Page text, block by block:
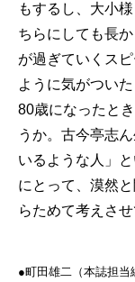
もするし、大小
ちらにしても長
が過ぎていくス
ように気がつい
80歳になったと
うか。古今亭志
いるような人」
にとって、漠然
らためて考えさ
●︎︎︎町田雄二（本誌担当